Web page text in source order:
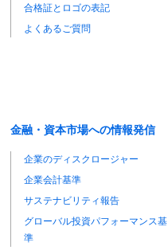
合格証とロゴの表記
よくあるご質問
金融・資本市場への情報発信
企業のディスクロージャー
企業会計基準
サステナビリティ報告
グローバル投資パフォーマンス基
準